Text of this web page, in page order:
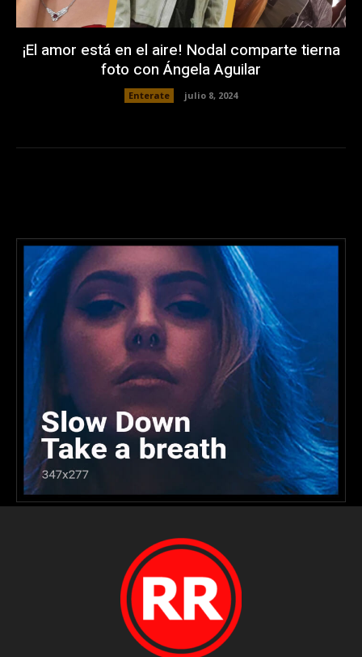
¡El amor está en el aire! Nodal comparte tierna
foto con Ángela Aguilar
Enterate julio 8, 2024